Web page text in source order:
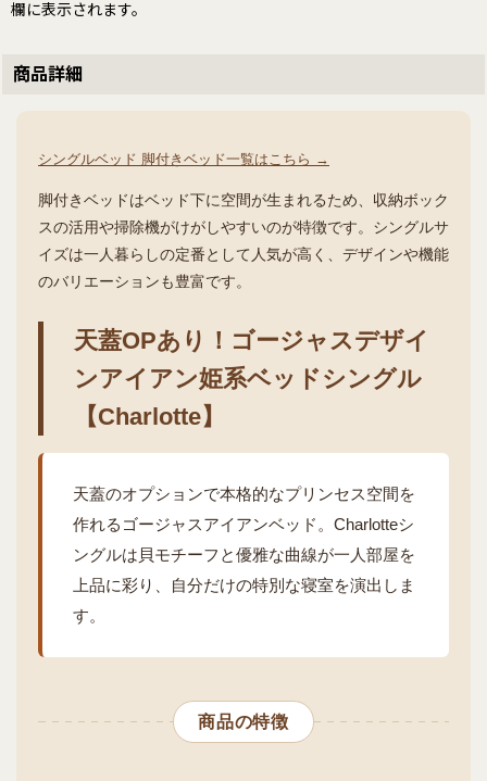
欄に表示されます。
商品詳細
シングルベッド 脚付きベッド一覧はこちら →
脚付きベッドはベッド下に空間が生まれるため、収納ボック
スの活用や掃除機がけがしやすいのが特徴です。シングルサ
イズは一人暮らしの定番として人気が高く、デザインや機能
のバリエーションも豊富です。
天蓋OPあり！ゴージャスデザイ
ンアイアン姫系ベッドシングル
【Charlotte】
天蓋のオプションで本格的なプリンセス空間を
作れるゴージャスアイアンベッド。Charlotteシ
ングルは貝モチーフと優雅な曲線が一人部屋を
上品に彩り、自分だけの特別な寝室を演出しま
す。
商品の特徴